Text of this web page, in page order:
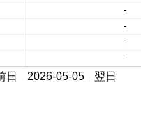
-
-
-
-
日 2026-05-05 翌日